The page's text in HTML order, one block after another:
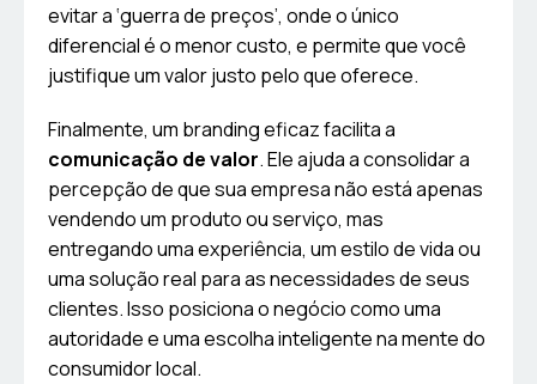
evitar a ‘guerra de preços’, onde o único
diferencial é o menor custo, e permite que você
justifique um valor justo pelo que oferece.
Finalmente, um branding eficaz facilita a
comunicação de valor. Ele ajuda a consolidar a
percepção de que sua empresa não está apenas
vendendo um produto ou serviço, mas
entregando uma experiência, um estilo de vida ou
uma solução real para as necessidades de seus
clientes. Isso posiciona o negócio como uma
autoridade e uma escolha inteligente na mente do
consumidor local.